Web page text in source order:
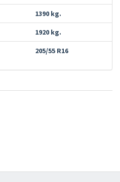
1390 kg.
1920 kg.
205/55 R16